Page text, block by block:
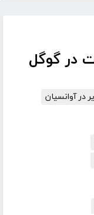
در گوگل
در آوانسیان